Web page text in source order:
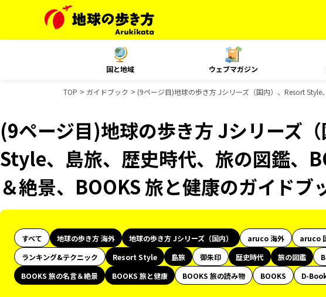
国と地域 ウェブマガジン
TOP ガイドブック (9ページ目)地球の歩き方 Jシリーズ（国内）、Resort
(9ページ目)地球の歩き方 Jシリーズ
Style、島旅、歴史時代、旅の図鑑、
＆絶景、BOOKS 旅と健康のガイドブ
すべて 地球の歩き方 海外 地球の歩き方 Jシリーズ（国内） aruco 海外 aruco
ランキング&テクニック
Resort Style 島旅 御朱印 歴史時代 旅の図鑑
BOOKS 旅の名言＆絶景
BOOKS 旅と健康 BOOKS 旅の読み物 BOOKS
D-